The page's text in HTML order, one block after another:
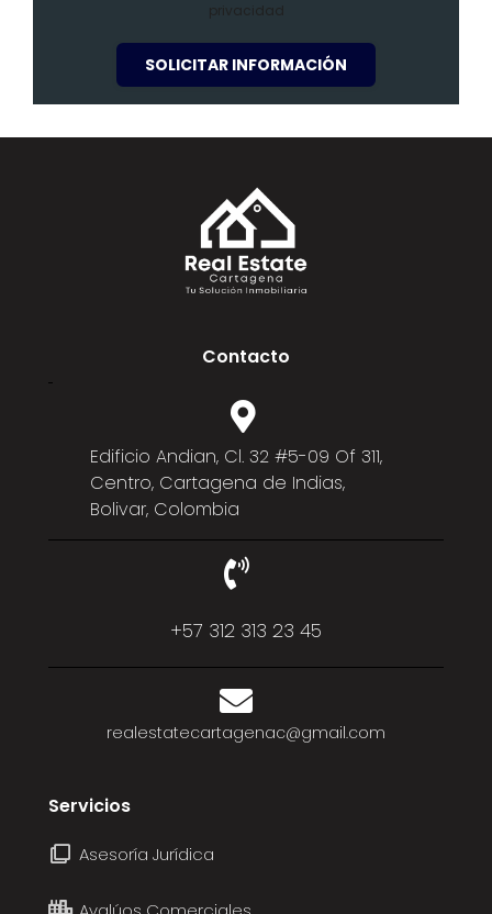
privacidad
SOLICITAR INFORMACIÓN
Contacto
Edificio Andian, Cl. 32 #5-09 Of 311,
Centro, Cartagena de Indias,
Bolivar, Colombia
+57 312 313 23 45
realestatecartagenac@gmail.com
Servicios
Asesoría Jurídica